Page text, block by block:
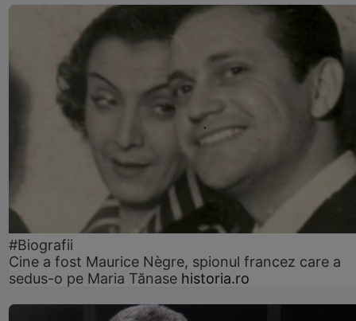
#Biografii
Cine a fost Maurice Nègre, spionul francez care a
sedus-o pe Maria Tănase historia.ro